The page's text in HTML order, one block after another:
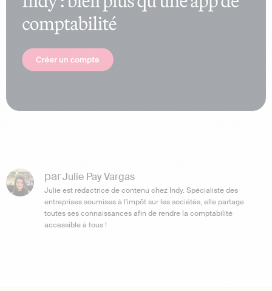
parJulie Pay Vargas
Julie est rédactrice de contenu chez Indy. Spécialiste des
entreprises soumises à l'impôt sur les sociétés, elle partage
toutes ses connaissances afin de rendre la comptabilité
accessible à tous !